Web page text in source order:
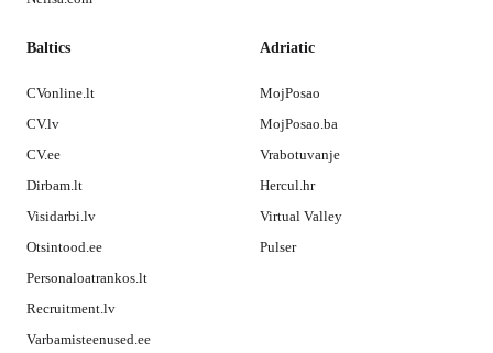
Baltics
CVonline.lt
CV.lv
CV.ee
Dirbam.lt
Visidarbi.lv
Otsintood.ee
Personaloatrankos.lt
Recruitment.lv
Varbamisteenused.ee
Adriatic
MojPosao
MojPosao.ba
Vrabotuvanje
Hercul.hr
Virtual Valley
Pulser